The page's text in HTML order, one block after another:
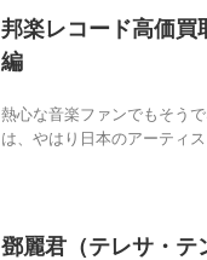
邦楽レコード高価買
編
熱心な音楽ファンでもそう
は、やはり日本のアーティ
鄧麗君（テレサ・テ